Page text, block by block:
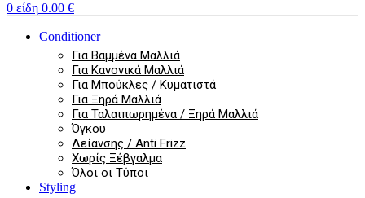
0 είδη 0.00 €
Conditioner
Για Βαμμένα Μαλλιά
Για Κανονικά Μαλλιά
Για Μπούκλες / Κυματιστά
Για Ξηρά Μαλλιά
Για Ταλαιπωρημένα / Ξηρά Μαλλιά
Όγκου
Λείανσης / Anti Frizz
Χωρίς Ξέβγαλμα
Όλοι οι Τύποι
Styling